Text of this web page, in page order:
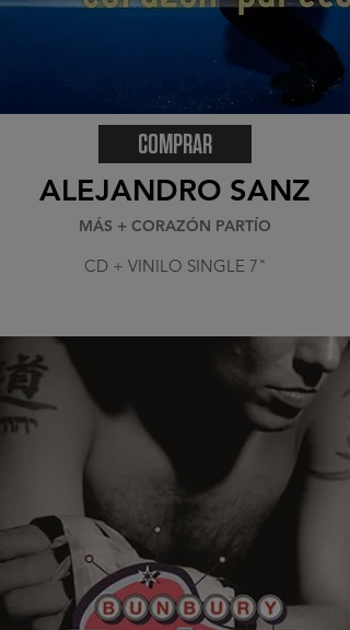
COMPRAR
ALEJANDRO SANZ
MÁS + CORAZÓN PARTÍO
CD + VINILO SINGLE 7"